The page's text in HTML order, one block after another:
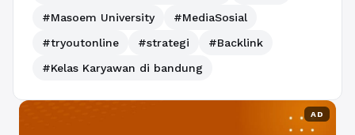
#Masoem University
#MediaSosial
#tryoutonline
#strategi
#Backlink
#Kelas Karyawan di bandung
AD